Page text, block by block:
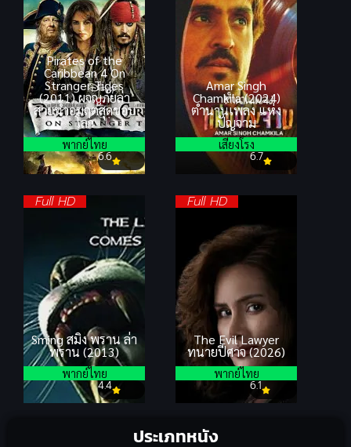
ประเภทหนัง
Pirates of the
Caribbean 4 On
Stranger Tides
(2011) ผจญภัยล่า
สายน้ำอมฤตสุดขอบ
โลก
6.6
พากย์ไทย
Amar Singh
Chamkila (2024)
ตำนานเพลง แห่ง
ปัญจาม
6.7
เสียงโรง
Full HD
Sming สมิง พราน ล่า
พราน (2013)
4.4
พากย์ไทย
Full HD
The Evil Lawyer
ทนายปีศาจ (2026)
6.1
พากย์ไทย